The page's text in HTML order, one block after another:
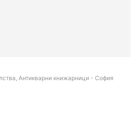
Антикварни книжарници - София